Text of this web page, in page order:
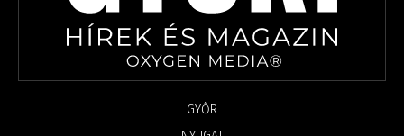
GYŐR